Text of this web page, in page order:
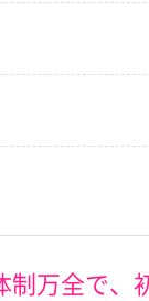
万全で、